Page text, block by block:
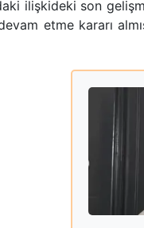
ilişkideki son
etme kararı